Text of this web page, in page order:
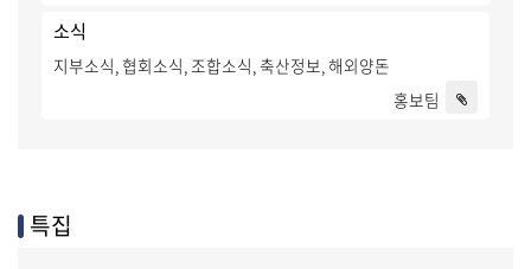
소식
지부소식, 협회소식, 조합소식, 축산정보, 해외양돈
홍보팀
특집